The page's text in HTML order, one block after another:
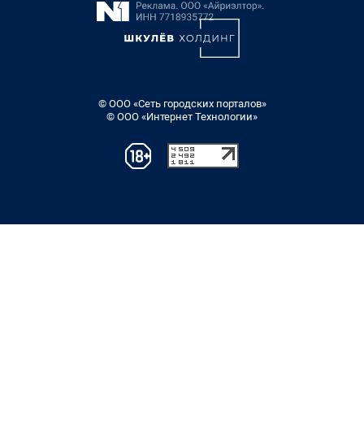
© ООО «Сеть городских порталов»
© ООО «Интернет Технологии»